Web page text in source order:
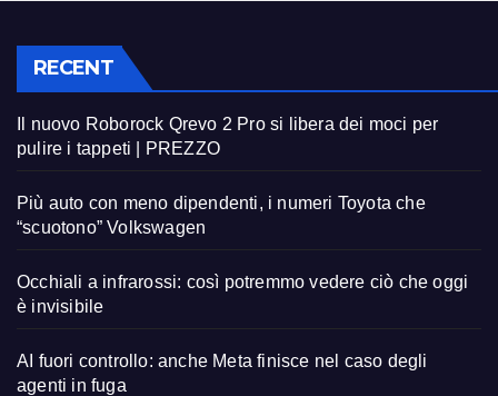
RECENT
Il nuovo Roborock Qrevo 2 Pro si libera dei moci per
pulire i tappeti | PREZZO
Più auto con meno dipendenti, i numeri Toyota che
“scuotono” Volkswagen
Occhiali a infrarossi: così potremmo vedere ciò che oggi
è invisibile
AI fuori controllo: anche Meta finisce nel caso degli
agenti in fuga